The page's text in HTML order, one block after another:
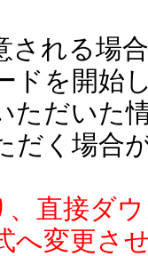
される場
ドを開始
ただいた
だく場合
、直接ダ
へ変更さ